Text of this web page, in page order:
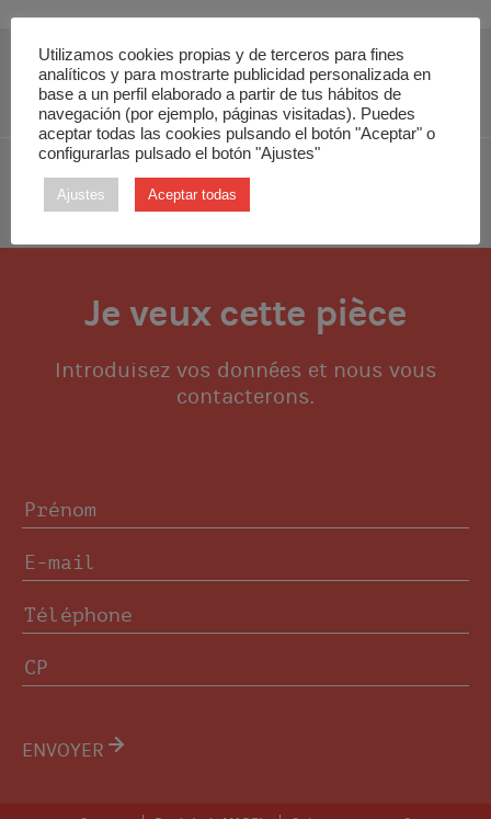
TÉLÉCHARGER INSTALLATION MANUAL
TÉLÉCHARGER MANUEL TECHNIQUE
Je veux cette pièce
Introduisez vos données et nous vous
contacterons.
ENVOYER
Utilizamos cookies propias y de terceros para fines
analíticos y para mostrarte publicidad personalizada en
base a un perfil elaborado a partir de tus hábitos de
navegación (por ejemplo, páginas visitadas). Puedes
aceptar todas las cookies pulsando el botón "Aceptar" o
configurarlas pulsado el botón "Ajustes"
Ajustes Aceptar todas